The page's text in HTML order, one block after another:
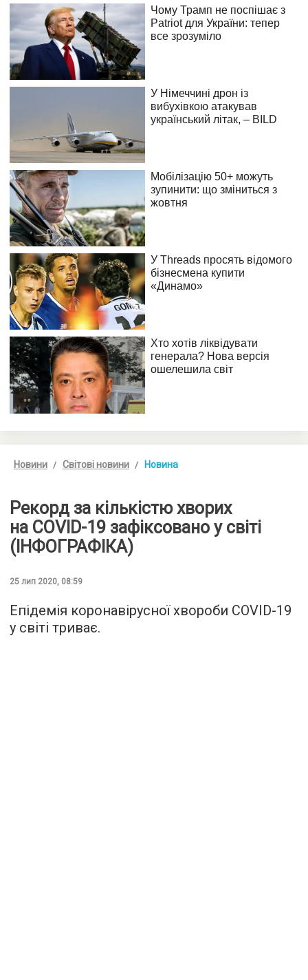
Новини Світові новини Новина
Рекорд за кількістю хворих
на COVID-19 зафіксовано у світі
(ІНФОГРАФІКА)
25 лип 2020, 08:59
Епідемія коронавірусної хвороби COVID-19
у світі триває.